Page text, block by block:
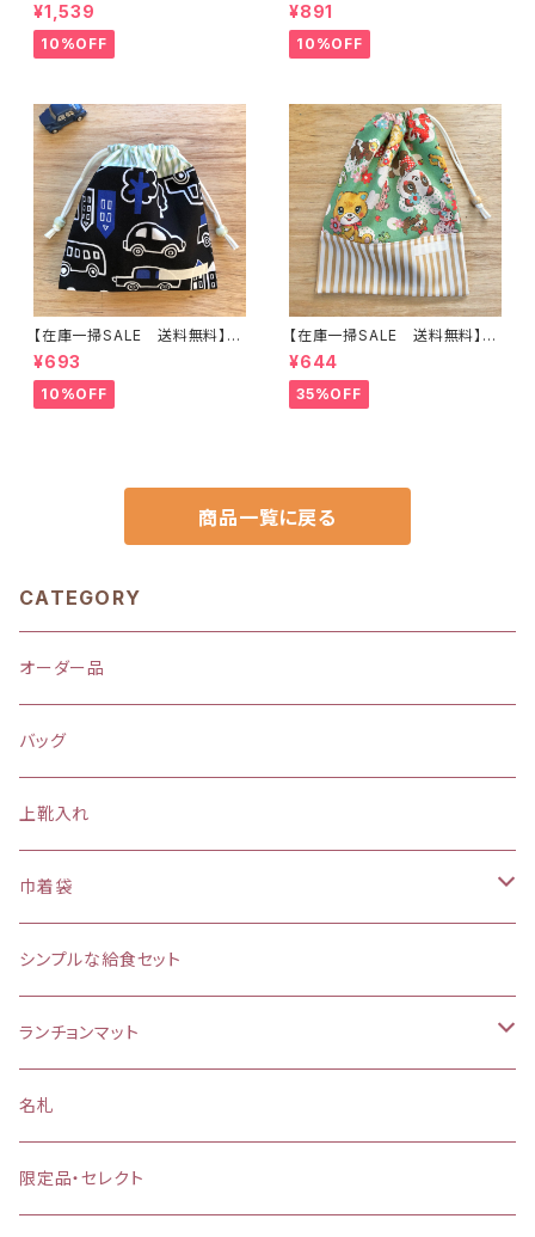
【Tシャツ柄】★KC. 男の子 星｜
通園通学用のかわいい巾着袋や
入園オーダーHoshizora☆ほ
¥1,539
10%OFF
い車柄】 ★KC.3738 くるま
男の子｜通園通学用のかわいい
巾着袋や入園オーダーHoshiz
¥891
10%OFF
【在庫一掃SALE 送料無料】巾
着袋(小)20×20cm【くるま柄】
★ KU.3536 男の子 車｜通園
通学用のかわいい巾着袋や入園
オーダーHoshizora☆ほしぞら
¥693
10%OFF
【在庫一掃SALE 送料無料】巾
着袋(中)☆30×24cm グリーン
【レトロ・くま・パンダ・リス・バン
ビ】 ★KC.666768動物 女の
子｜通園通学用のかわいい巾着
¥644
35%OFF
商品一覧に戻る
CATEGORY
オーダー品
バッグ
上靴入れ
巾着袋
(大)約 縦37×横34マチ＋8cm
お弁当袋
【給食袋・おやつ袋】約 縦25×20cm
シンプルな給食セット
ランチョンマット
縦25×横35cm
縦30×横40cm
名札
限定品・セレクト